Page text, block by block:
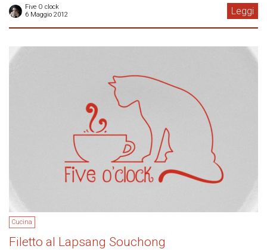
Five O clock
6 Maggio 2012
Leggi
Cucina
Filetto al Lapsang Souchong